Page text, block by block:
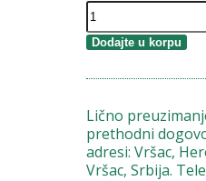
Lično
prethodni
adresi: Vršac,
Vršac, Srbija.